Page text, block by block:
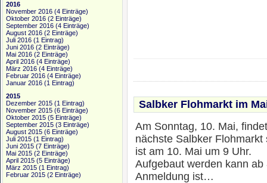
2016
November 2016 (4 Einträge)
Oktober 2016 (2 Einträge)
September 2016 (4 Einträge)
August 2016 (2 Einträge)
Juli 2016 (1 Eintrag)
Juni 2016 (2 Einträge)
Mai 2016 (2 Einträge)
April 2016 (4 Einträge)
März 2016 (4 Einträge)
Februar 2016 (4 Einträge)
Januar 2016 (1 Eintrag)
2015
Dezember 2015 (1 Eintrag)
November 2015 (6 Einträge)
Oktober 2015 (5 Einträge)
September 2015 (3 Einträge)
August 2015 (6 Einträge)
Juli 2015 (1 Eintrag)
Juni 2015 (7 Einträge)
Mai 2015 (2 Einträge)
April 2015 (5 Einträge)
März 2015 (1 Eintrag)
Februar 2015 (2 Einträge)
Salbker Flohmarkt im
Am Sonntag, 10. Mai,
nächste Salbker Flohmarkt
ist am 10. Mai um 9 Uhr.
Aufgebaut werden kann ab
Anmeldung ist…